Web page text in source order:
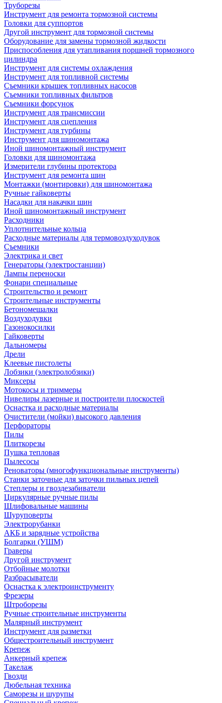
Труборезы
Инструмент для ремонта тормозной системы
Головки для суппортов
Другой инструмент для тормозной системы
Оборудование для замены тормозной жидкости
Приспособления для утапливания поршней тормозного
цилиндра
Инструмент для системы охлаждения
Инструмент для топливной системы
Съемники крышек топливных насосов
Съемники топливных фильтров
Съемники форсунок
Инструмент для трансмиссии
Инструмент для сцепления
Инструмент для турбины
Инструмент для шиномонтажа
Иной шиномонтажный инструмент
Головки для шиномонтажа
Измерители глубины протектора
Инструмент для ремонта шин
Монтажки (монтировки) для шиномонтажа
Ручные гайковерты
Насадки для накачки шин
Иной шиномонтажный инструмент
Расходники
Уплотнительные кольца
Расходные материалы для термовоздуходувок
Съемники
Электрика и свет
Генераторы (электростанции)
Лампы переноски
Фонари специальные
Строительство и ремонт
Строительные инструменты
Бетономешалки
Воздуходувки
Газонокосилки
Гайковерты
Дальномеры
Дрели
Клеевые пистолеты
Лобзики (электролобзики)
Миксеры
Мотокосы и триммеры
Нивелиры лазерные и построители плоскостей
Оснастка и расходные материалы
Очистители (мойки) высокого давления
Перфораторы
Пилы
Плиткорезы
Пушка тепловая
Пылесосы
Реноваторы (многофункциональные инструменты)
Станки заточные для заточки пильных цепей
Степлеры и гвоздезабиватели
Циркулярные ручные пилы
Шлифовальные машины
Шуруповерты
Электрорубанки
АКБ и зарядные устройства
Болгарки (УШМ)
Граверы
Другой инструмент
Отбойные молотки
Разбрасыватели
Оснастка к электроинструменту
Фрезеры
Штроборезы
Ручные строительные инструменты
Малярный инструмент
Инструмент для разметки
Общестроительный инструмент
Крепеж
Анкерный крепеж
Такелаж
Гвозди
Дюбельная техника
Саморезы и шурупы